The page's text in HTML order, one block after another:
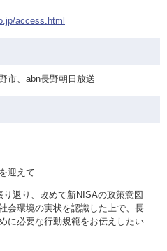
access.html
市、abn長野朝日放送
迎えて
返り、改めて新NISAの政策意図
会環境の実状を認識した上で、長
に必要な行動規範をお伝えしたい